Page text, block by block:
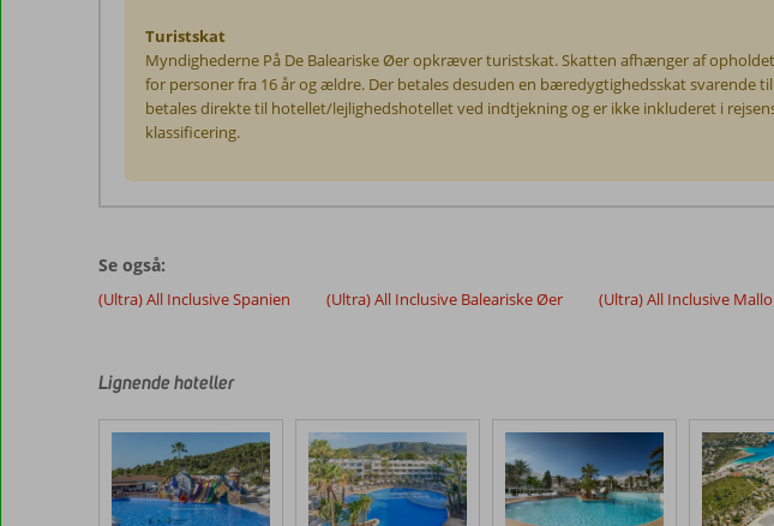
Turistskat
Myndighederne På De Baleariske Øer opkræver turistskat. Skatten afhænger af
for personer fra 16 år og ældre. Der betales desuden en bæredygtighedsskat svarende
betales direkte til hotellet/lejlighedshotellet ved indtjekning og er ikke inkluderet i
klassificering.
af
vores
kunder
ophold
Fergus
Club
Mallorca
Waterpark
Se også:
(Ultra) All Inclusive Spanien (Ultra) All Inclusive Baleariske Øer (Ultra) All Inclusive
Lignende hoteller